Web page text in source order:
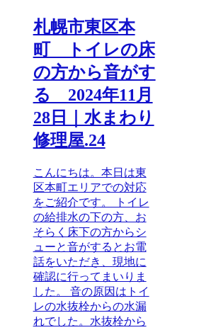
札幌市東区本
町 トイレの床
の方から音がす
る 2024年11月
28日｜水まわり
修理屋.24
こんにちは。本日は東
区本町エリアでの対応
をご紹介です。 トイレ
の給排水の下の方、お
そらく床下の方からシ
ューと音がするとお電
話をいただき、現地に
確認に行ってまいりま
した。 音の原因はトイ
レの水抜栓からの水漏
れでした。水抜栓から